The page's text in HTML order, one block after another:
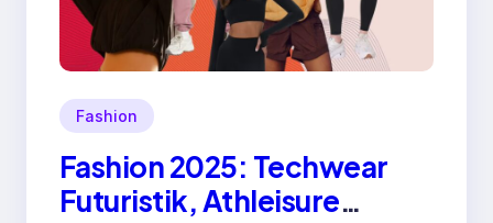
Fashion
Fashion 2025: Techwear
Futuristik, Athleisure